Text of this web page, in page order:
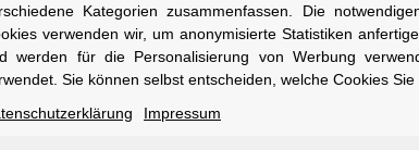
Fuer wen geeignet
Ideal für dich, wenn du im Stadtverkehr oder
Komfort legst.
Kategorien zusammenfassen. Die
verwenden wir, um anonymisierte Statistiken
werden für die Personalisierung von Werbung
Sie können selbst entscheiden, welche Cookies Sie
Impressum